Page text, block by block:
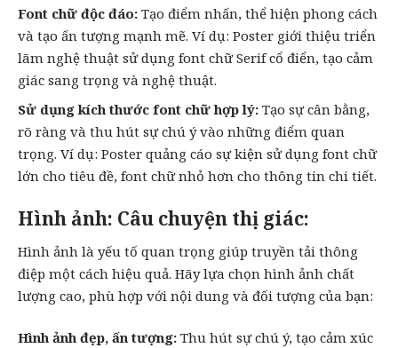
Font chữ độc đáo: Tạo điểm nhấn, thể hiện phong cách
và tạo ấn tượng mạnh mẽ. Ví dụ: Poster giới thiệu triển
lãm nghệ thuật sử dụng font chữ Serif cổ điển, tạo cảm
giác sang trọng và nghệ thuật.
Sử dụng kích thước font chữ hợp lý: Tạo sự cân bằng,
rõ ràng và thu hút sự chú ý vào những điểm quan
trọng. Ví dụ: Poster quảng cáo sự kiện sử dụng font chữ
lớn cho tiêu đề, font chữ nhỏ hơn cho thông tin chi tiết.
Hình ảnh: Câu chuyện thị giác:
Hình ảnh là yếu tố quan trọng giúp truyền tải thông
điệp một cách hiệu quả. Hãy lựa chọn hình ảnh chất
lượng cao, phù hợp với nội dung và đối tượng của bạn:
Hình ảnh đẹp, ấn tượng: Thu hút sự chú ý, tạo cảm xúc